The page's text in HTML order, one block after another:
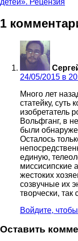
1
24/05/2015 в
Много лет
статейку, суть
изобретатель
Вольфганг, в
были
Осталось
единую,
миссисипские
жестоких
созвучные их
творчески, так
Войдите,
Оставить